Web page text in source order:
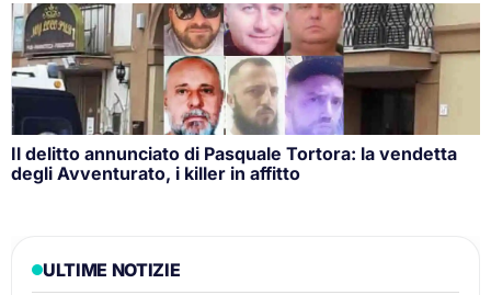
Il delitto annunciato di Pasquale Tortora: la vendetta
degli Avventurato, i killer in affitto
ULTIME NOTIZIE